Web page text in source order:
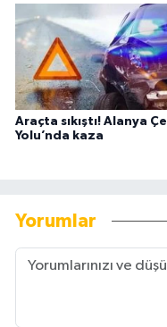
Araçta sıkıştı! Alanya
Yolu’nda kaza
Yorumlar